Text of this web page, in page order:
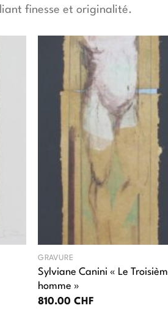
finesse et originalité.
GRAVURE
Sylviane Canini « Le
homme »
810.00CHF